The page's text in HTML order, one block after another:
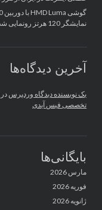
نمایشگر 120 هرتز رونمایی شد
آخرین دیدگاه‌ها
یک نویسنده دیدگاه وردپرس در
تخصصی فیس آیدی
بایگانی‌ها
مارس 2026
فوریه 2026
ژانویه 2026